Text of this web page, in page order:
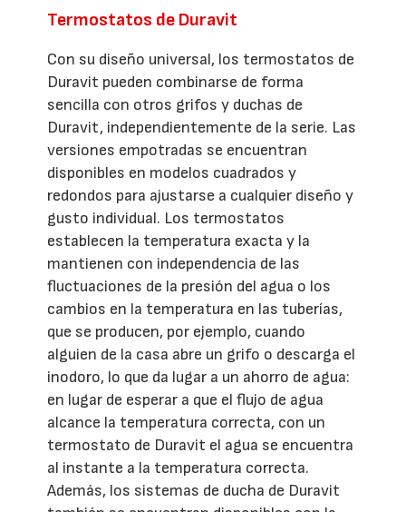
Termostatos de Duravit
Con su diseño universal, los termostatos de
Duravit pueden combinarse de forma
sencilla con otros grifos y duchas de
Duravit, independientemente de la serie. Las
versiones empotradas se encuentran
disponibles en modelos cuadrados y
redondos para ajustarse a cualquier diseño y
gusto individual. Los termostatos
establecen la temperatura exacta y la
mantienen con independencia de las
fluctuaciones de la presión del agua o los
cambios en la temperatura en las tuberías,
que se producen, por ejemplo, cuando
alguien de la casa abre un grifo o descarga el
inodoro, lo que da lugar a un ahorro de agua:
en lugar de esperar a que el flujo de agua
alcance la temperatura correcta, con un
termostato de Duravit el agua se encuentra
al instante a la temperatura correcta.
Además, los sistemas de ducha de Duravit